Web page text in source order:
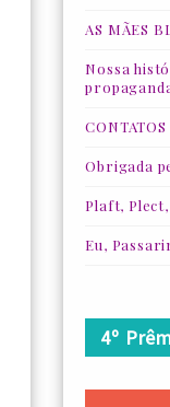
AS MÃES
Nossa
CONTATOS
Obrigada
Plaft,
Eu,
4º